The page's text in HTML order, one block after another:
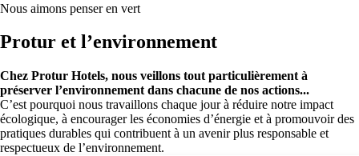
Nous aimons penser en vert
Protur et l’environnement
Chez Protur Hotels, nous veillons tout particulièrement à
préserver l’environnement dans chacune de nos actions...
C’est pourquoi nous travaillons chaque jour à réduire notre impact
écologique, à encourager les économies d’énergie et à promouvoir des
pratiques durables qui contribuent à un avenir plus responsable et
respectueux de l’environnement.